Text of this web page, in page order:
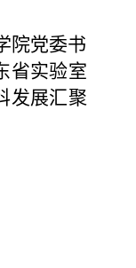
院党委书
省实验室
发展汇聚